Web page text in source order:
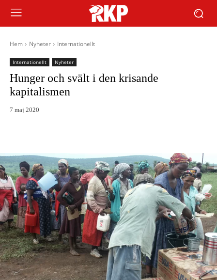
Hem Nyheter Internationellt
Internationellt Nyheter
Hunger och svält i den krisande
kapitalismen
7 maj 2020